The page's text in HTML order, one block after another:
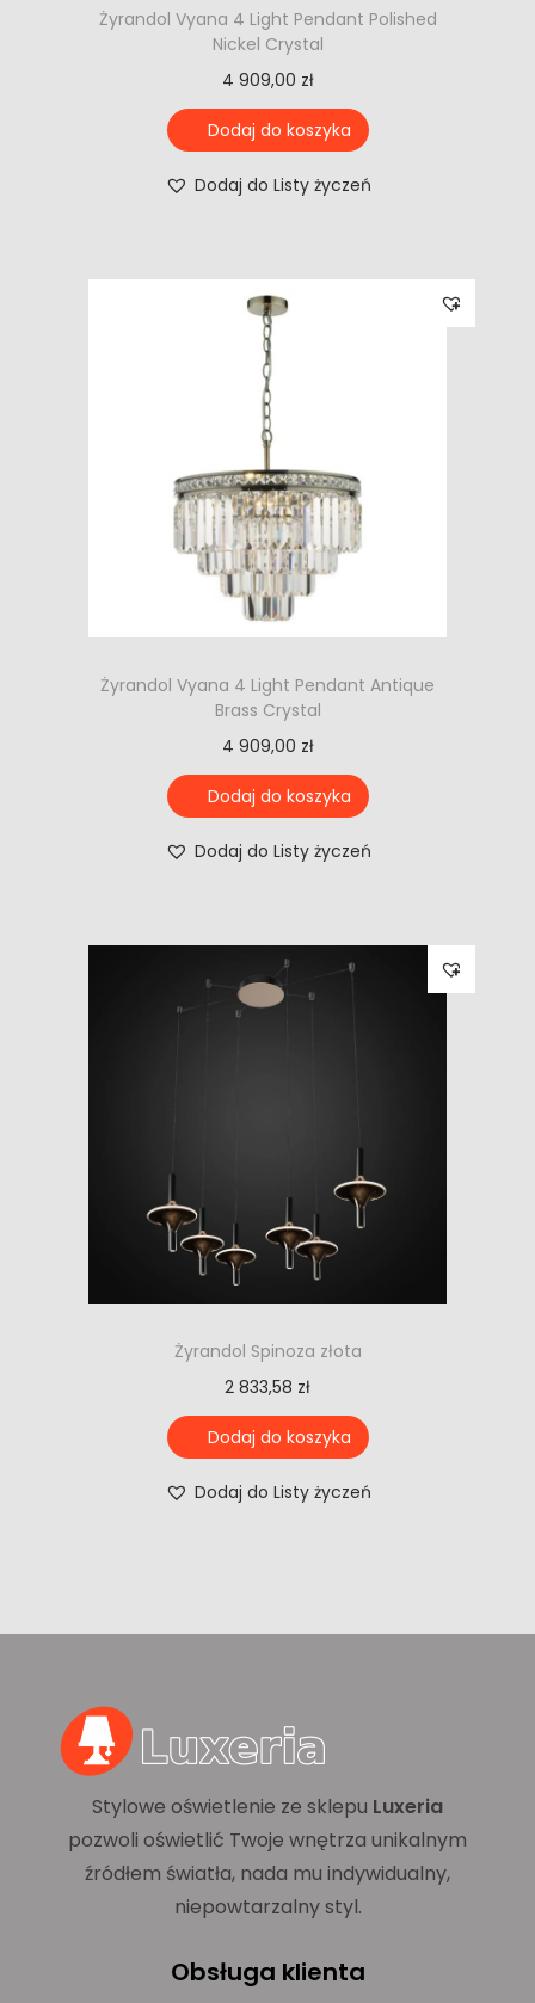
Żyrandol Vyana 4 Light Pendant Polished
Nickel Crystal
4 909,00 zł
Dodaj do koszyka
Dodaj do Listy życzeń
Żyrandol Vyana 4 Light Pendant Antique
Brass Crystal
4 909,00 zł
Dodaj do koszyka
Dodaj do Listy życzeń
Żyrandol Spinoza złota
2 833,58 zł
Dodaj do koszyka
Dodaj do Listy życzeń
Stylowe oświetlenie ze sklepu Luxeria
pozwoli oświetlić Twoje wnętrza unikalnym
źródłem światła, nada mu indywidualny,
niepowtarzalny styl.
Obsługa klienta